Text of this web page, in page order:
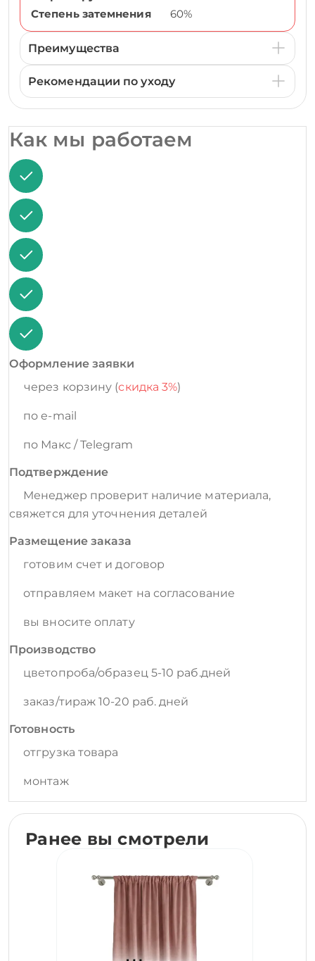
Степень затемнения
60%
Преимущества
Рекомендации по уходу
Как мы работаем
Оформление заявки
через корзину (скидка 3%)
по e-mail
по Макс / Telegram
Подтверждение
Менеджер проверит наличие материала,
свяжется для уточнения деталей
Размещение заказа
готовим счет и договор
отправляем макет на согласование
вы вносите оплату
Производство
цветопроба/образец 5-10 раб.дней
заказ/тираж 10-20 раб. дней
Готовность
отгрузка товара
монтаж
Ранее вы смотрели